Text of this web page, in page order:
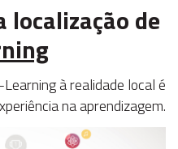
de
à realidade local é
na aprendizagem.